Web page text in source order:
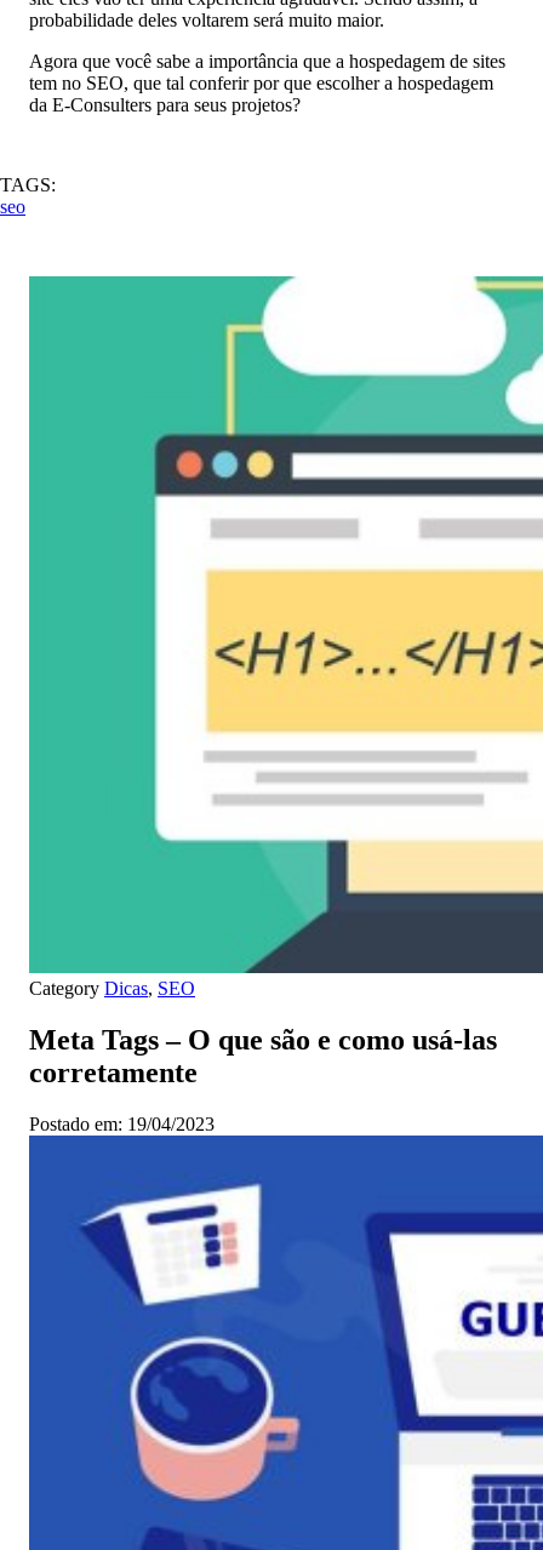
probabilidade deles voltarem será muito maior.
Agora que você sabe a importância que a hospedagem de sites
tem no SEO, que tal conferir por que escolher a hospedagem
da E-Consulters para seus projetos?
TAGS:
seo
Category Dicas, SEO
Meta Tags – O que são e como usá-las
corretamente
Postado em: 19/04/2023